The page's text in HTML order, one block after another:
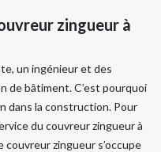
zingueur à
un ingénieur et des
de bâtiment. C’est pourquoi
dans la construction. Pour
du couvreur zingueur à
zingueur s’occupe